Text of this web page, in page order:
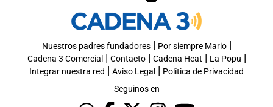
Nuestros padres fundadores| Por siempre Mario|
Cadena 3 Comercial | Contacto| Cadena Heat | La Popu |
Integrar nuestra red | Aviso Legal | Política de Privacidad
Seguinos en